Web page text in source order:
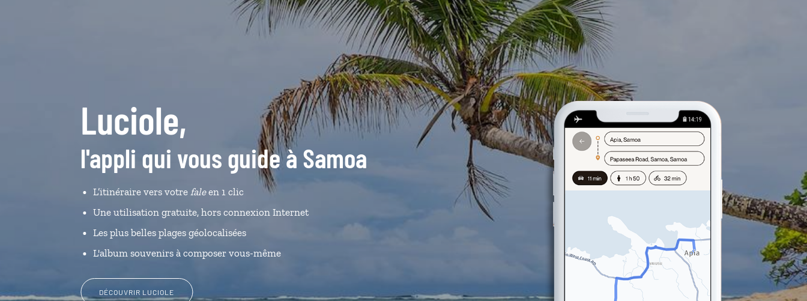
Luciole,
l'appli qui vous guide à Samoa
L’itinéraire vers votre faleen 1 clic
Une utilisation gratuite, hors connexion Internet
Les plus belles plages géolocalisées
L'album souvenirs à composer vous-même
DÉCOUVRIR LUCIOLE